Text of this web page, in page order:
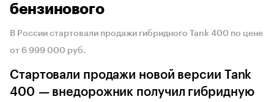
бензинового
В России стартовали продажи гибридного Tank 400 по цене
от 6 999 000 руб.
Стартовали продажи новой версии Tank
400 — внедорожник получил гибридную